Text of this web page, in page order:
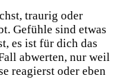
traurig oder
Gefühle sind etwas
es ist für dich das
abwerten, nur weil
reagierst oder eben